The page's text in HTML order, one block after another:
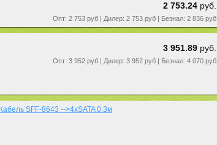
2 753.24 руб.
Опт: 2 753 руб | Дилер: 2 753 руб | Безнал: 2 836 руб
3 951.89 руб.
Опт: 3 952 руб | Дилер: 3 952 руб | Безнал: 4 070 руб
SFF-8643 -->4xSATA 0.3м